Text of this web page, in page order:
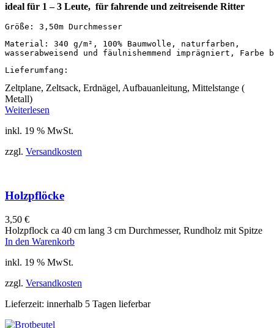
ideal für 1 – 3 Leute, für fahrende und zeitreisende Ritter
Größe: 3,50m Durchmesser
Material: 340 g/m², 100% Baumwolle, naturfarben,
wasserabweisend und fäulnishemmend imprägniert, Farbe
Lieferumfang:
Zeltplane, Zeltsack, Erdnägel, Aufbauanleitung, Mittelstange (
Metall)
Weiterlesen
inkl. 19 % MwSt.
zzgl. Versandkosten
Holzpflöcke
3,50 €
Holzpflock ca 40 cm lang 3 cm Durchmesser, Rundholz mit Spitze
In den Warenkorb
inkl. 19 % MwSt.
zzgl. Versandkosten
Lieferzeit: innerhalb 5 Tagen lieferbar